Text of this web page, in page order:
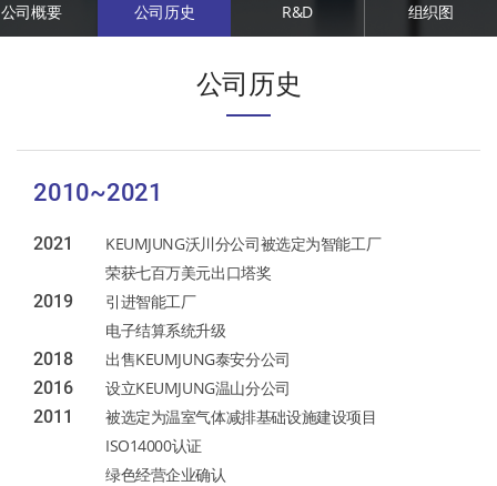
公司概要 公司历史 R&D 组织图
公司历史
2010~2021
2021
KEUMJUNG沃川分公司被选定为智能工厂
荣获七百万美元出口塔奖
2019
引进智能工厂
电子结算系统升级
2018
出售KEUMJUNG泰安分公司
2016
设立KEUMJUNG温山分公司
2011
被选定为温室气体减排基础设施建设项目
ISO14000认证
绿色经营企业确认